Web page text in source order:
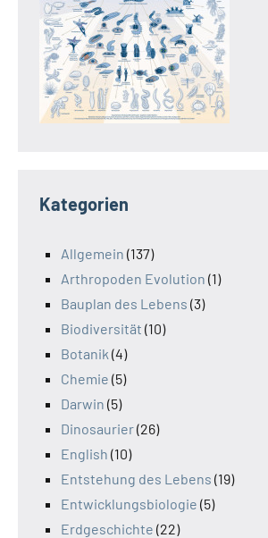
Kategorien
Allgemein (137)
Arthropoden Evolution (1)
Bauplan des Lebens (3)
Biodiversität (10)
Botanik (4)
Chemie (5)
Darwin (5)
Dinosaurier(26)
English (10)
Entstehung des Lebens (19)
Entwicklungsbiologie (5)
Erdgeschichte (22)